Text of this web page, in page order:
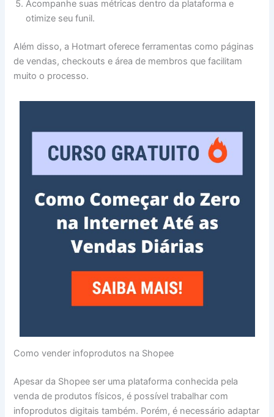
Acompanhe suas métricas dentro da plataforma e
otimize seu funil.
Além disso, a Hotmart oferece ferramentas como páginas
de vendas, checkouts e área de membros que facilitam
muito o processo.
Como vender infoprodutos na Shopee
Apesar da Shopee ser uma plataforma conhecida pela
venda de produtos físicos, é possível trabalhar com
infoprodutos digitais também. Porém, é necessário adaptar